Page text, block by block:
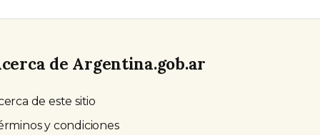
de Argentina.gob.ar
de este sitio
y condiciones